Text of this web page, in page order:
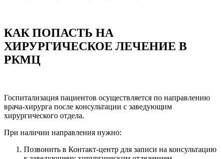
КАК ПОПАСТЬ НА
ХИРУРГИЧЕСКОЕ ЛЕЧЕНИЕ В
РКМЦ
Госпитализация пациентов осуществляется по направлению
врача-хирурга после консультации с заведующим
хирургического отдела.
При наличии направления нужно:
Позвонить в Контакт-центр для записи на консультацию